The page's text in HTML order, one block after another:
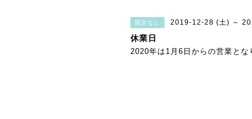
指定なし 2019-12-28 (土) ～
休業日
2020年は1月6日からの営業とな